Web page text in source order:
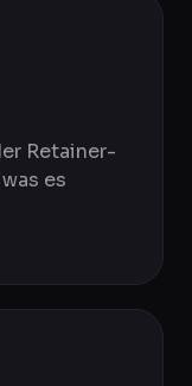
Retainer-
es